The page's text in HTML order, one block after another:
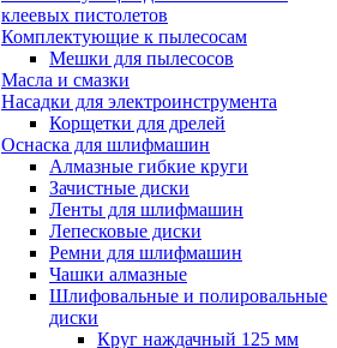
клеевых пистолетов
Комплектующие к пылесосам
Мешки для пылесосов
Масла и смазки
Насадки для электроинструмента
Корщетки для дрелей
Оснаска для шлифмашин
Алмазные гибкие круги
Зачистные диски
Ленты для шлифмашин
Лепесковые диски
Ремни для шлифмашин
Чашки алмазные
Шлифовальные и полировальные
диски
Круг наждачный 125 мм